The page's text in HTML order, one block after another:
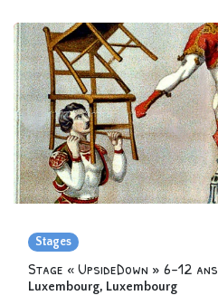
Stages
Stage « UpsideDown » 6-12 ans
Luxembourg, Luxembourg